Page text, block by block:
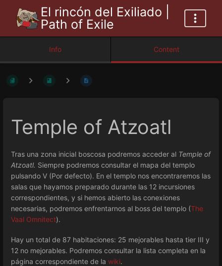
El rincón del Exiliado |
Path of Exile
Info Content
Temple of Atzoatl
Tras una zona inicial boscosa podremos acceder al Temple of
Atzoatl. Siempre podremos consultar el mapa del templo
pulsando V (Por defecto). En el templo nos encontraremos las
salas que hayamos preparado durante las 12 incursiones
correspondientes, y si hemos abierto las conexiones
necesarias, podremos enfrentarnos al boss del templo (The
Vaal Omnitect).
Hay un total de 87 habitaciones: 25 mejorables hasta tier III y
12 no mejorables. Podremos consultar la lista completa en la
página correspondiente de la wiki.